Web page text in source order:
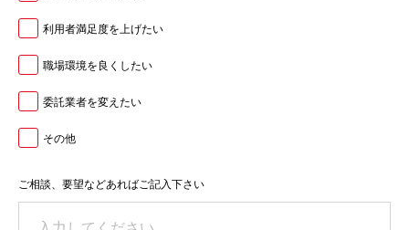
利用者満足度を上げたい
職場環境を良くしたい
委託業者を変えたい
その他
ご相談、要望などあればご記入下さい